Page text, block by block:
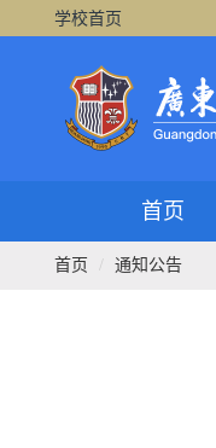
学校首页
首页
首页 通知公告